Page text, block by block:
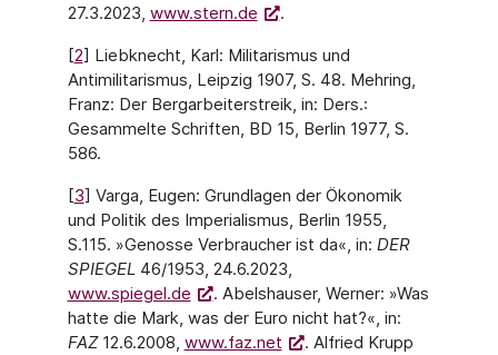
27.3.2023, www.stern.de
.
[2] Liebknecht, Karl: Militarismus und
Antimilitarismus, Leipzig 1907, S. 48. Mehring,
Franz: Der Bergarbeiterstreik, in: Ders.:
Gesammelte Schriften, BD 15, Berlin 1977, S.
586.
[3] Varga, Eugen: Grundlagen der Ökonomik
und Politik des Imperialismus, Berlin 1955,
S.115. »Genosse Verbraucher ist da«, in: DER
SPIEGEL46/1953, 24.6.2023,
www.spiegel.de
. Abelshauser, Werner: »Was
hatte die Mark, was der Euro nicht hat?«, in:
FAZ12.6.2008, www.faz.net
. Alfried Krupp